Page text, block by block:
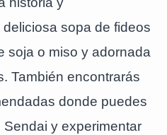
sopa de fideos
soja o miso y adornada
También encontrarás
donde puedes
y experimentar